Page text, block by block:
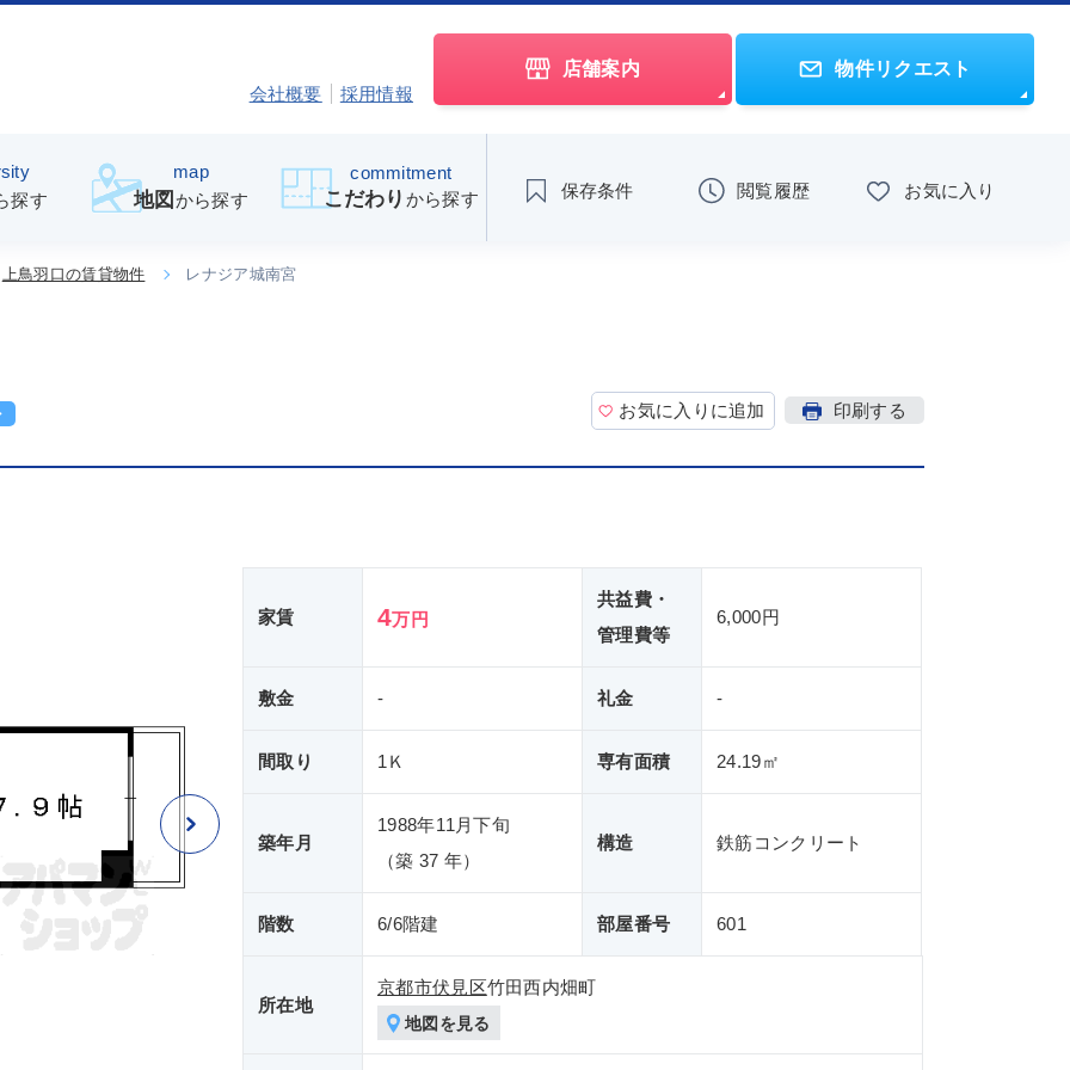
会社概要 採用情報
店舗案内 物件リクエスト
探す
map
地図 から探す
commitment
こだわり から探す 保存条件 閲覧履歴 お気に入り
上鳥羽口の賃貸物件 レナジア城南宮
お気に入りに追加 印刷する
家賃 4万円
共益費・
管理費等
6,000円
敷金 - 礼金 -
間取り 1Ｋ 専有面積 24.19㎡
築年月
1988年11月下旬
（築 37 年）
構造 鉄筋コンクリート
階数 6/6階建 部屋番号 601
所在地
京都市伏見区竹田西内畑町
地図を見る